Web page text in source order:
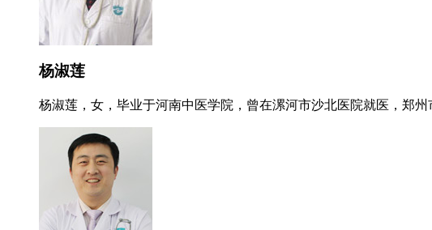
杨淑莲
杨淑莲，女，毕业于河南中医学院，曾在漯河市沙北医院就医，郑